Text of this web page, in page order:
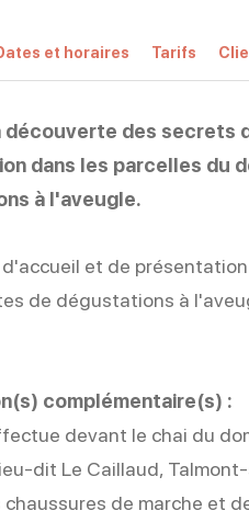
et horaires Tarifs
découverte des secrets
dans les parcelles du
à l'aveugle.
et de
de dégustations à
complémentaire(s) :
devant le chai du
dit Le Caillaud,
chaussures de marche et